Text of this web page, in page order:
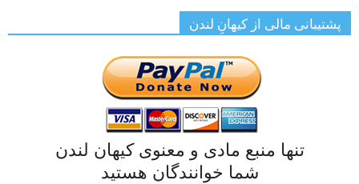
پشتیبانی مالی از کیهانِ لندن
تنها منبع مادی و معنوی کیهان لندن
شما خوانندگان هستید